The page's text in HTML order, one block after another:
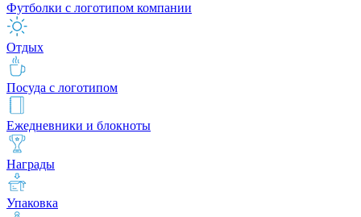
Футболки с логотипом компании
Отдых
Посуда с логотипом
Ежедневники и блокноты
Награды
Упаковка